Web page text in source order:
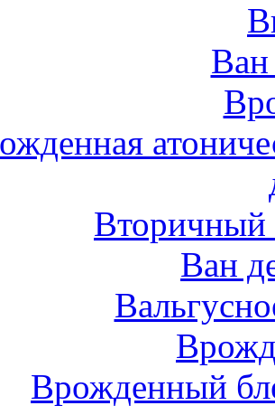
Вторичный
Ван
Врожденный